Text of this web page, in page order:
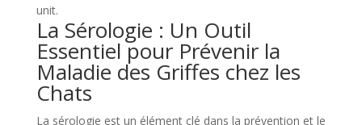
unit.
La Sérologie : Un Outil
Essentiel pour Prévenir la
Maladie des Griffes chez les
Chats
La sérologie est un élément clé dans la prévention et le